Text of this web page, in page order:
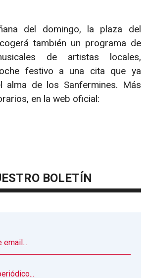
del domingo, la plaza del
también un programa de
de artistas locales,
festivo a una cita que ya
alma de los Sanfermines. Más
en la web oficial:
BOLETÍN